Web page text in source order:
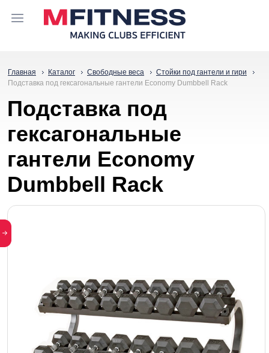
Главная Каталог Свободные веса
Стойки под гантели и гири
Подставка под гексагональные гантели Economy Dumbbell Rack
Подставка под
гексагональные
гантели Economy
Dumbbell Rack